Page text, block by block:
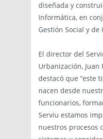
diseñada y
Informática, en
Gestión Social y de
El director del
Urbanización, Juan
destacó que “este
nacen desde
funcionarios,
Serviu estamos
nuestros procesos